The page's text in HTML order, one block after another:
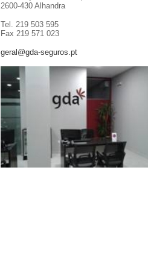
2600-430 Alhandra
Tel. 219 503 595
Fax 219 571 023
geral@gda-seguros.pt